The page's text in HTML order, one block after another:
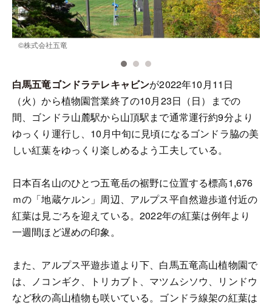
©︎株式会社五竜
白馬五竜ゴンドラテレキャビンが2022年10月11日
（火）から植物園営業終了の10月23日（日）までの
間、ゴンドラ山麓駅から山頂駅まで通常運行約9分より
ゆっくり運行し、10月中旬に見頃になるゴンドラ脇の美
しい紅葉をゆっくり楽しめるよう工夫している。
日本百名山のひとつ五竜岳の裾野に位置する標高1,676
ｍの「地蔵ケルン」周辺、アルプス平自然遊歩道付近の
紅葉は見ごろを迎えている。2022年の紅葉は例年より
一週間ほど遅めの印象。
また、アルプス平遊歩道より下、白馬五竜高山植物園で
は、ノコンギク、トリカブト、マツムシソウ、リンドウ
など秋の高山植物も咲いている。ゴンドラ線架の紅葉は